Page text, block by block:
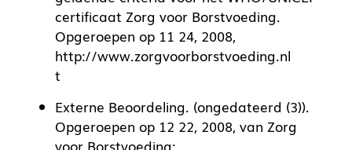
certificaat Zorg voor Borstvoeding.
Opgeroepen op 11 24, 2008,
http://www.zorgvoorborstvoeding.nl
t
Externe Beoordeling. (ongedateerd (3)).
Opgeroepen op 12 22, 2008, van Zorg
voor Borstvoeding: